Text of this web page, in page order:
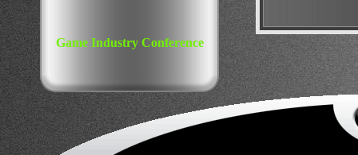
Game Industry Conference